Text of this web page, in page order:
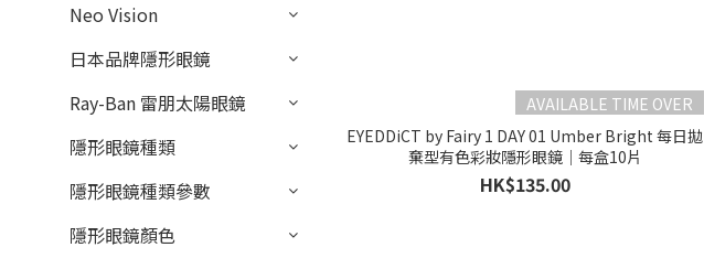
Neo Vision
日本品牌隱形眼鏡
Ray-Ban 雷朋太陽眼鏡
隱形眼鏡種類
隱形眼鏡種類參數
隱形眼鏡顏色
AVAILABLE TIME OVER
EYEDDiCT by Fairy 1 DAY 01 Umber Bright 每日拋
棄型有色彩妝隱形眼鏡｜每盒10片
HK$135.00